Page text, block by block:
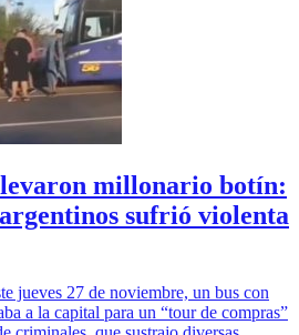
millonario botín:
sufrió violenta
jueves 27 de noviembre, un bus con
a la capital para un “tour de compras”